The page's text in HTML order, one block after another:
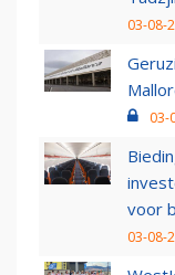
03-08-
03-
voor
03-08-